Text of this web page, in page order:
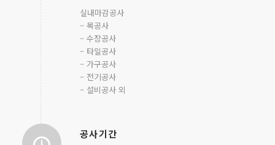
실내마감공사
– 목공사
– 수장공사
– 타일공사
– 가구공사
– 전기공사
– 설비공사 외
공사기간